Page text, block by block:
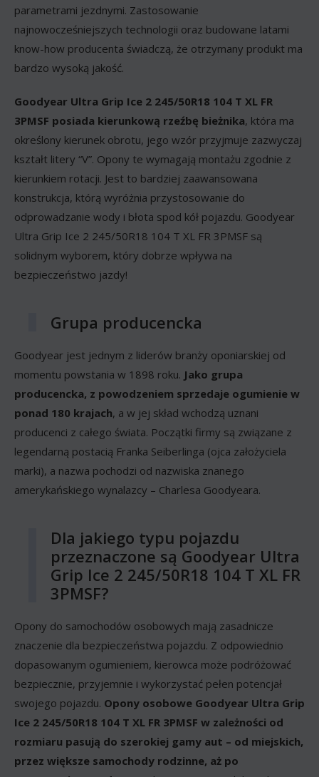
parametrami jezdnymi. Zastosowanie
najnowocześniejszych technologii oraz budowane latami
know-how producenta świadczą, że otrzymany produkt ma
bardzo wysoką jakość.
Goodyear Ultra Grip Ice 2 245/50R18 104 T XL FR
3PMSF posiada kierunkową rzeźbę bieżnika, która ma
określony kierunek obrotu, jego wzór przyjmuje zazwyczaj
kształt litery “V”. Opony te wymagają montażu zgodnie z
kierunkiem rotacji. Jest to bardziej zaawansowana
konstrukcja, którą wyróżnia przystosowanie do
odprowadzanie wody i błota spod kół pojazdu. Goodyear
Ultra Grip Ice 2 245/50R18 104 T XL FR 3PMSF są
solidnym wyborem, który dobrze wpływa na
bezpieczeństwo jazdy!
Grupa producencka
Goodyear jest jednym z liderów branży oponiarskiej od
momentu powstania w 1898 roku. Jako grupa
producencka, z powodzeniem sprzedaje ogumienie w
ponad 180 krajach, a w jej skład wchodzą uznani
producenci z całego świata. Początki firmy są związane z
legendarną postacią Franka Seiberlinga (ojca założyciela
marki), a nazwa pochodzi od nazwiska znanego
amerykańskiego wynalazcy – Charlesa Goodyeara.
Dla jakiego typu pojazdu
przeznaczone są Goodyear Ultra
Grip Ice 2 245/50R18 104 T XL FR
3PMSF?
Opony do samochodów osobowych mają zasadnicze
znaczenie dla bezpieczeństwa pojazdu. Z odpowiednio
dopasowanym ogumieniem, kierowca może podróżować
bezpiecznie, przyjemnie i wykorzystać pełen potencjał
swojego pojazdu. Opony osobowe Goodyear Ultra Grip
Ice 2 245/50R18 104 T XL FR 3PMSF w zależności od
rozmiaru pasują do szerokiej gamy aut – od miejskich,
przez większe samochody rodzinne, aż po